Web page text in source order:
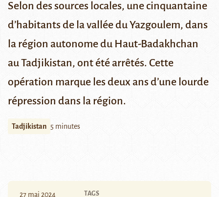
Selon des sources locales, une cinquantaine
d’habitants de la vallée du Yazgoulem, dans
la région autonome du Haut-Badakhchan
au Tadjikistan, ont été arrêtés. Cette
opération marque les deux ans d’une lourde
répression dans la région.
Tadjikistan 5 minutes
27 mai 2024 TAGS